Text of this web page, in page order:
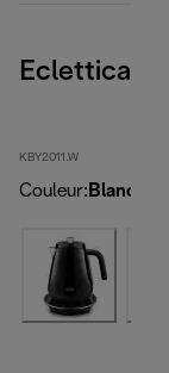
Eclettica
KBY2011.W
Couleur: Blanc